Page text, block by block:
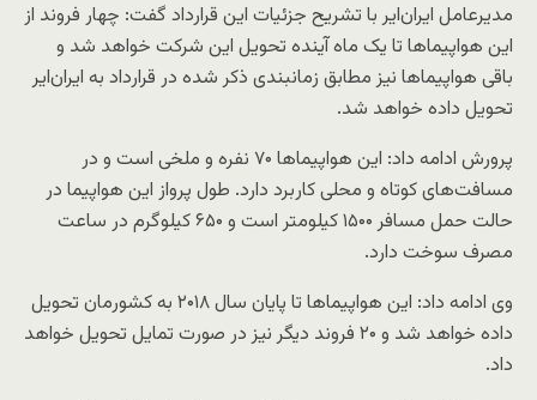
مدیرعامل ایران‌ایر با تشریح جزئیات این قرارداد گفت: چهار فروند از
این هواپیماها تا یک ماه آینده تحویل این شرکت خواهد شد و
باقی هواپیماها نیز مطابق زمانبندی ذکر شده در قرارداد به ایران‌ایر
تحویل داده خواهد شد.
پرورش ادامه داد: این هواپیماها ۷۰ نفره و ملخی است و در
مسافت‌های کوتاه و محلی کاربرد دارد. طول پرواز این هواپیما در
حالت حمل مسافر ۱۵۰۰ کیلومتر است و ۶۵۰ کیلوگرم در ساعت
مصرف سوخت دارد.
وی ادامه داد: این هواپیماها تا پایان سال ۲۰۱۸ به کشورمان تحویل
داده خواهد شد و ۲۰ فروند دیگر نیز در صورت تمایل تحویل خواهد
داد.